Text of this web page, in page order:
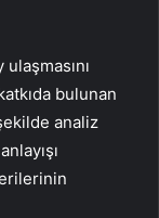
bulunan
analiz